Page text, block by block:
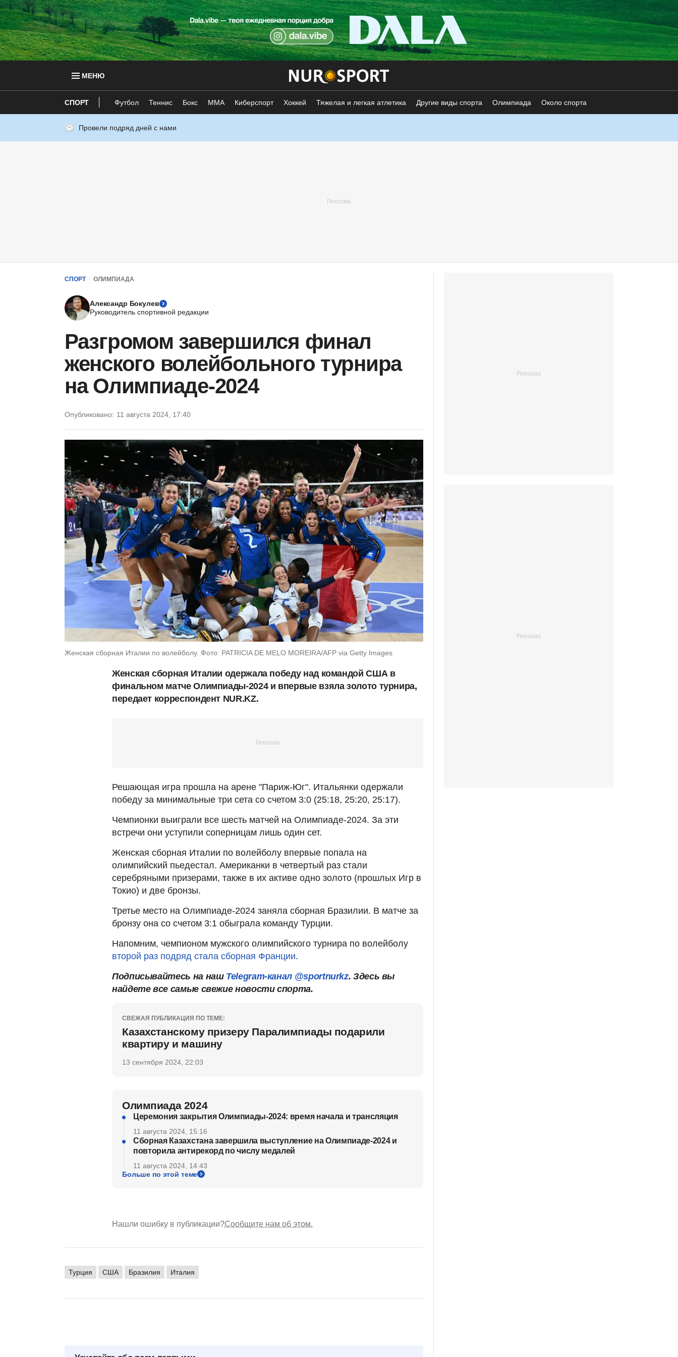
МЕНЮ
СПОРТ Футбол Теннис Бокс ММА Киберспорт Хоккей Тяжелая и легкая атлетика Другие виды спорта Олимпиада Около спорта
Провели подряд дней с нами
СПОРТ ОЛИМПИАДА
Александр Бокулев
Руководитель спортивной редакции
Разгромом завершился финал
женского волейбольного турнира
на Олимпиаде-2024
Опубликовано: 11 августа 2024, 17:40
Женская сборная Италии по волейболу. Фото: PATRICIA DE MELO MOREIRA/AFP via Getty Images
Женская сборная Италии одержала победу над командой США в
финальном матче Олимпиады-2024 и впервые взяла золото турнира,
передает корреспондент NUR.KZ.
Решающая игра прошла на арене "Париж-Юг". Итальянки одержали
победу за минимальные три сета со счетом 3:0 (25:18, 25:20, 25:17).
Чемпионки выиграли все шесть матчей на Олимпиаде-2024. За эти
встречи они уступили соперницам лишь один сет.
Женская сборная Италии по волейболу впервые попала на
олимпийский пьедестал. Американки в четвертый раз стали
серебряными призерами, также в их активе одно золото (прошлых Игр в
Токио) и две бронзы.
Третье место на Олимпиаде-2024 заняла сборная Бразилии. В матче за
бронзу она со счетом 3:1 обыграла команду Турции.
Напомним, чемпионом мужского олимпийского турнира по волейболу
второй раз подряд стала сборная Франции.
Подписывайтесь на наш Telegram-канал @sportnurkz. Здесь вы
найдете все самые свежие новости спорта.
СВЕЖАЯ ПУБЛИКАЦИЯ ПО ТЕМЕ:
Казахстанскому призеру Паралимпиады подарили
квартиру и машину
13 сентября 2024, 22:03
Олимпиада 2024
Церемония закрытия Олимпиады-2024: время начала и трансляция
11 августа 2024, 15:16
Сборная Казахстана завершила выступление на Олимпиаде-2024 и
повторила антирекорд по числу медалей
11 августа 2024, 14:43
Больше по этой теме
Нашли ошибку в публикации?Сообщите нам об этом.
Турция США Бразилия Италия